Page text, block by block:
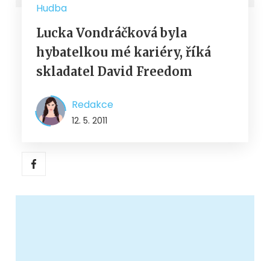
Hudba
Lucka Vondráčková byla
hybatelkou mé kariéry, říká
skladatel David Freedom
Redakce
12. 5. 2011